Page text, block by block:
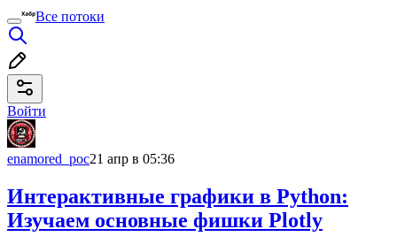
Все потоки
Войти
enamored_poc21 апр в 05:36
Интерактивные графики в Python:
Изучаем основные фишки Plotly